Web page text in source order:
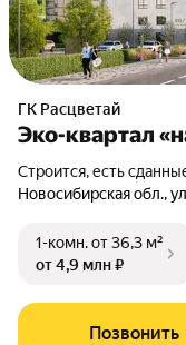
ГК Расцветай
Эко-квартал
Строится, есть
Новосибирская обл.,
1-комн.от 36,3 м²
от 4,9 млн ₽
Позвонить